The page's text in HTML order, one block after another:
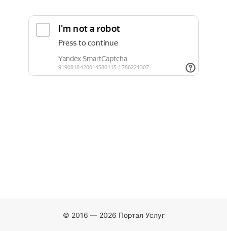
© 2016 — 2026 Портал Услуг